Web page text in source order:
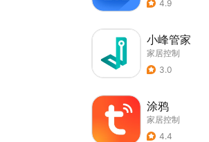
4.9
小峰管家
家居控制
3.0
涂鸦
家居控制
4.4